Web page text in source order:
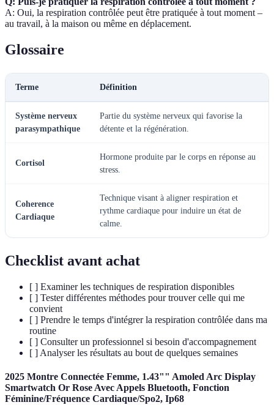
A: Oui, la respiration contrôlée peut être pratiquée à tout moment –
au travail, à la maison ou même en déplacement.
Glossaire
Terme Définition
Système nerveux
parasympathique
Partie du système nerveux qui favorise la
détente et la régénération.
Cortisol
Hormone produite par le corps en réponse au
stress.
Coherence
Cardiaque
Technique visant à aligner respiration et
rythme cardiaque pour induire un état de
calme.
Checklist avant achat
[ ] Examiner les techniques de respiration disponibles
[ ] Tester différentes méthodes pour trouver celle qui me
convient
[ ] Prendre le temps d'intégrer la respiration contrôlée dans ma
routine
[ ] Consulter un professionnel si besoin d'accompagnement
[ ] Analyser les résultats au bout de quelques semaines
2025 Montre Connectée Femme, 1.43"" Amoled Arc Display
Smartwatch Or Rose Avec Appels Bluetooth, Fonction
Féminine/Fréquence Cardiaque/Spo2, Ip68